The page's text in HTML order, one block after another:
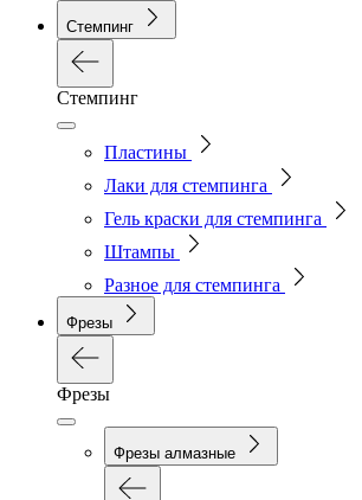
Стемпинг
Стемпинг
Пластины
Лаки для стемпинга
Гель краски для стемпинга
Штампы
Разное для стемпинга
Фрезы
Фрезы
Фрезы алмазные